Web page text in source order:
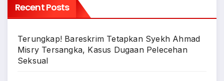
Recent Posts
Terungkap! Bareskrim Tetapkan Syekh Ahmad
Misry Tersangka, Kasus Dugaan Pelecehan
Seksual